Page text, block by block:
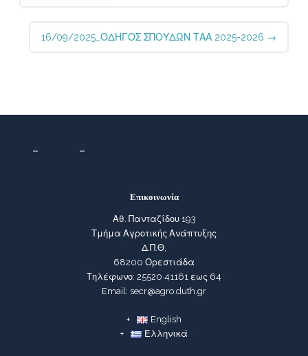
16/09/2025_ΟΔΗΓΟΣ ΣΠΟΥΔΩΝ ΤΑΑ 2025-2026 →
Επικοινωνία
Αθ. Πανταζίδου 193
Τμήμα Αγροτικής Ανάπτυξης
Δ.Π.Θ,
68200 Ορεστιάδα
Τηλέφωνο: 25520 41161 εως 64
Email: secr@agro.duth.gr
English
Ελληνικά